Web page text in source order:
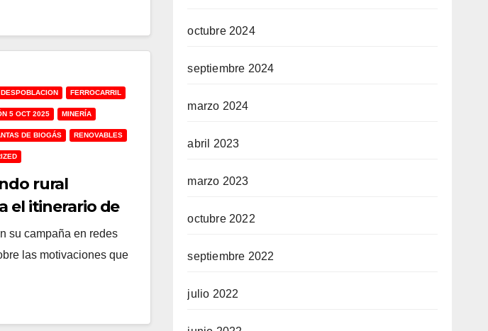
DESPOBLACION FERROCARRIL
5 OCT 2025 MINERÍA
DE BIOGÁS RENOVABLES
rural
el itinerario de
5 de octubre
su campaña en redes
las motivaciones que
octubre 2024
septiembre 2024
marzo 2024
abril 2023
marzo 2023
octubre 2022
septiembre 2022
julio 2022